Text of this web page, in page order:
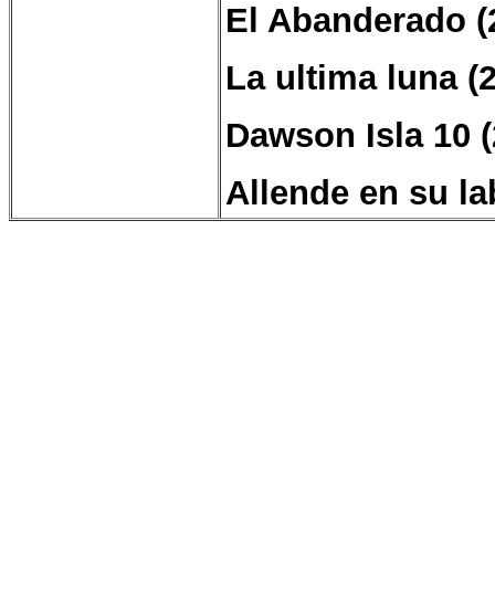
El Abanderado
La ultima luna
Dawson Isla 10
Allende en su